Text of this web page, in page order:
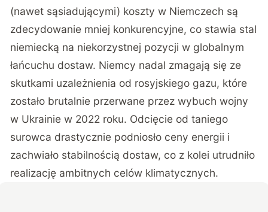
(nawet sąsiadującymi) koszty w Niemczech są
zdecydowanie mniej konkurencyjne, co stawia stal
niemiecką na niekorzystnej pozycji w globalnym
łańcuchu dostaw. Niemcy nadal zmagają się ze
skutkami uzależnienia od rosyjskiego gazu, które
zostało brutalnie przerwane przez wybuch wojny
w Ukrainie w 2022 roku. Odcięcie od taniego
surowca drastycznie podniosło ceny energii i
zachwiało stabilnością dostaw, co z kolei utrudniło
realizację ambitnych celów klimatycznych.